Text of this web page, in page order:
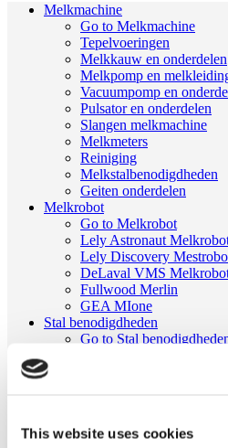
This website uses cookies
Melkmachine
Go to Melkmachine
Tepelvoeringen
Melkkauw en onderdelen
Melkpomp en
Vacuumpomp en
Pulsator en onderdelen
Slangen melkmachine
Melkmeters
Reiniging
Melkstalbenodigdheden
Geiten onderdelen
Melkrobot
Go to Melkrobot
Lely Astronaut
Lely Discovery
DeLaval VMS
Fullwood Merlin
GEA MIone
Stal benodigdheden
Go to Stal